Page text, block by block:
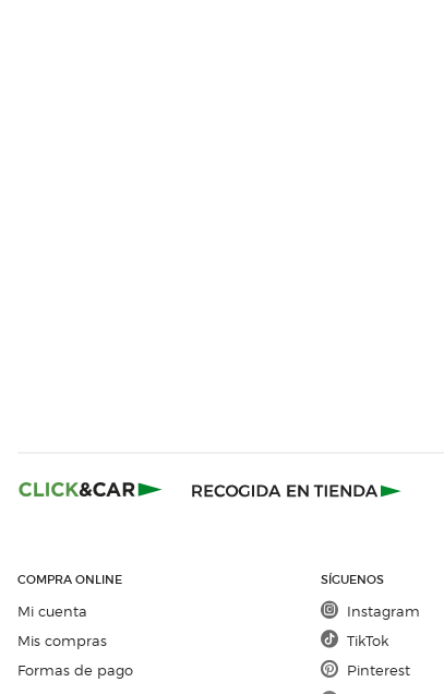
COMPRA ONLINE
Mi cuenta
Mis compras
Formas de pago
SÍGUENOS
Instagram
TikTok
Pinterest